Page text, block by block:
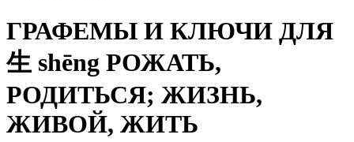
ГРАФЕМЫ И КЛЮЧИ ДЛЯ
生 shēng РОЖАТЬ,
РОДИТЬСЯ; ЖИЗНЬ,
ЖИВОЙ, ЖИТЬ